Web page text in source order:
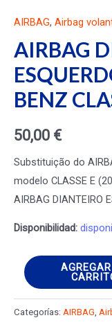
AIRBAG, Airbag
AIRBAG
BENZ
50,00 €
Substituição do
modelo CLASSE E
AIRBAG DIANTEIRO
Disponibilidad:
AIRBAG
DIANTEIRO
ESQUERDO
MERCEDES-
Categorías: AIRBAG,